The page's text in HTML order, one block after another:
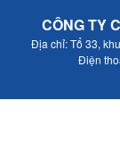
CÔNG TY
Địa chỉ: Tổ 33,
Điện